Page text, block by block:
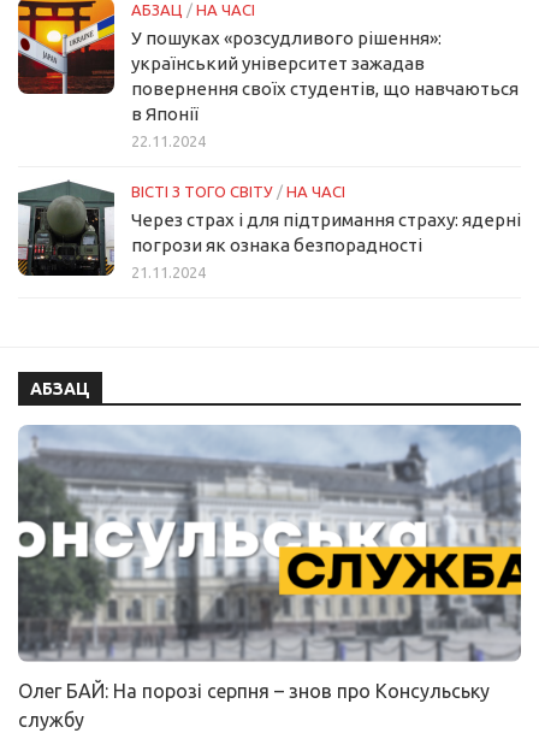
АБЗАЦ / НА ЧАСІ
У пошуках «розсудливого рішення»:
український університет зажадав
повернення своїх студентів, що навчаються
в Японії
22.11.2024
ВІСТІ З ТОГО СВІТУ / НА ЧАСІ
Через страх і для підтримання страху: ядерні
погрози як ознака безпорадності
21.11.2024
АБЗАЦ
Олег БАЙ: На порозі серпня – знов про Консульську
службу